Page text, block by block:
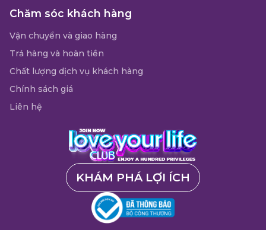
Chăm sóc khách hàng
Vận chuyển và giao hàng
Trả hàng và hoàn tiền
Chất lượng dịch vụ khách hàng
Chính sách giá
Liên hệ
KHÁM PHÁ LỢI ÍCH